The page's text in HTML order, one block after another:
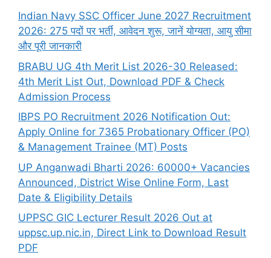
Indian Navy SSC Officer June 2027 Recruitment
2026: 275 पदों पर भर्ती, आवेदन शुरू, जानें योग्यता, आयु सीमा
और पूरी जानकारी
BRABU UG 4th Merit List 2026-30 Released:
4th Merit List Out, Download PDF & Check
Admission Process
IBPS PO Recruitment 2026 Notification Out:
Apply Online for 7365 Probationary Officer (PO)
& Management Trainee (MT) Posts
UP Anganwadi Bharti 2026: 60000+ Vacancies
Announced, District Wise Online Form, Last
Date & Eligibility Details
UPPSC GIC Lecturer Result 2026 Out at
uppsc.up.nic.in, Direct Link to Download Result
PDF